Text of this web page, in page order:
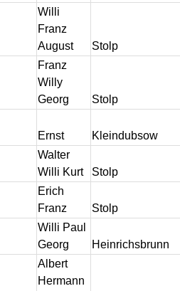
Willi
Franz
August
Stolp
Franz
Willy
Georg
Stolp
Ernst Kleindubsow
Walter
Willi Kurt
Stolp
Erich
Franz
Stolp
Willi Paul
Georg
Heinrichsbrunn
Albert
Hermann